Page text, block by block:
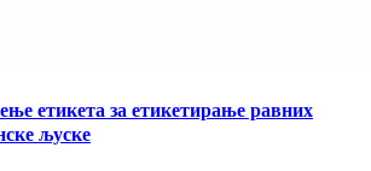
етикета за етикетирање равних
љуске